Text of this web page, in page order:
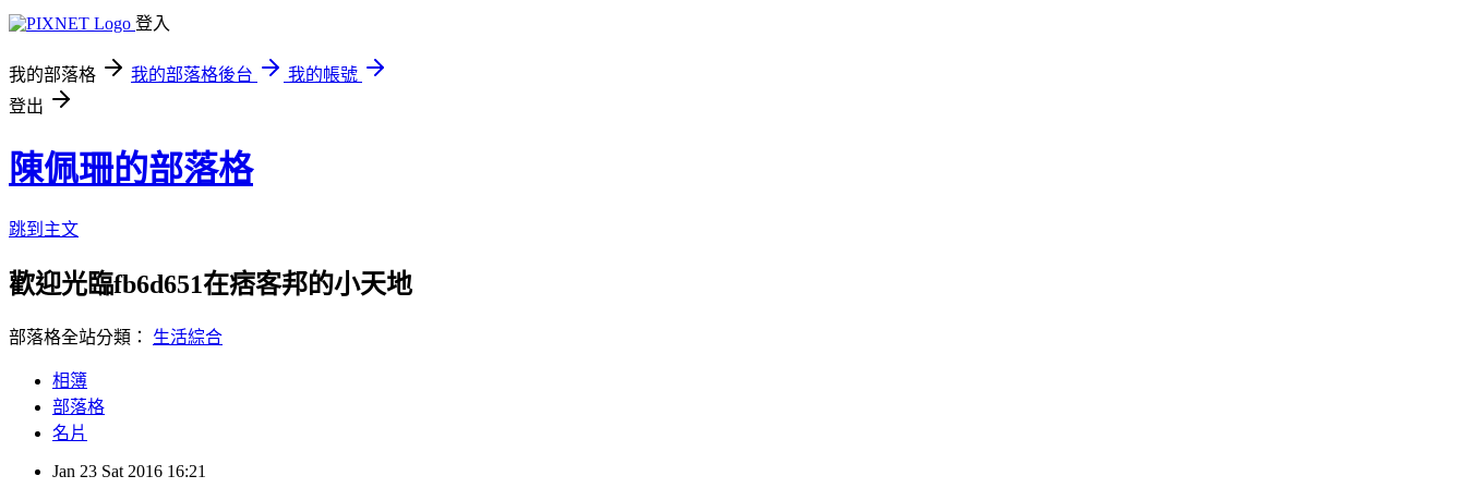
登入
我的部落格 我的部落格後台
我的帳號
登出
陳佩珊的部落格
跳到主文
歡迎光臨fb6d651在痞客邦的小天地
部落格全站分類： 生活綜合
相簿
部落格
名片
Jan 23 Sat 2016 16:21